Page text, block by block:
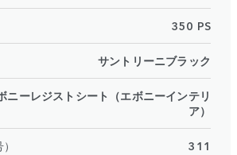
350 PS
サントリーニブラック
ニーレジストシート（エボニーインテリ
ア）
311